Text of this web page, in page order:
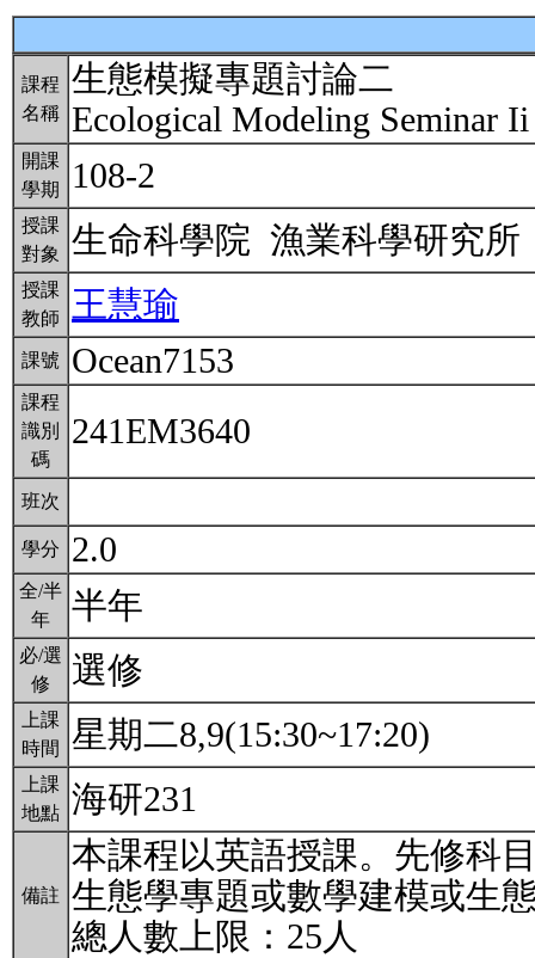
課程
名稱
生態模擬專題討論二
Ecological Modeling Seminar
開課
學期
108-2
授課
對象
生命科學院 漁業科學研究
授課
教師
王慧瑜
課號 Ocean7153
課程
識別
碼
241EM3640
班次
學分 2.0
全/半
年
半年
必/選
修
選修
上課
時間
星期二8,9(15:30~17:20)
上課
地點 海研231
備註
本課程以英語授課。先修科
生態學專題或數學建模或生
總人數上限：25人